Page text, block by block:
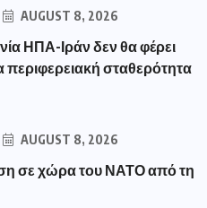
AUGUST 8, 2026
ΗΠΑ-Ιράν δεν θα φέρει
περιφερειακή σταθερότητα
AUGUST 8, 2026
σε χώρα του ΝΑΤΟ από τη